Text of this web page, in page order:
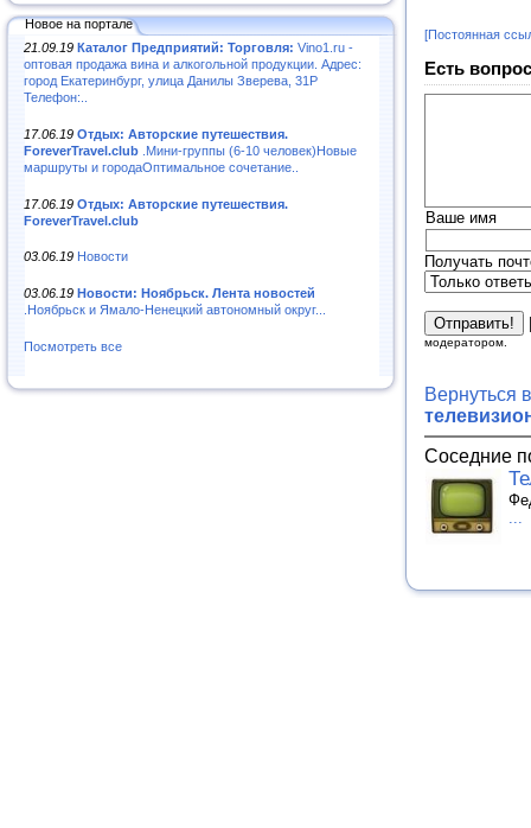
Новое на портале
21.09.19 Каталог Предприятий: Торговля: Vino1.ru -
оптовая продажа вина и алкогольной продукции. Адрес:
город Екатеринбург, улица Данилы Зверева, 31Р
Телефон:..
17.06.19 Отдых: Авторские путешествия.
ForeverTravel.club .Мини-группы (6-10 человек)Новые
маршруты и городаОптимальное сочетание..
17.06.19 Отдых: Авторские путешествия.
ForeverTravel.club
03.06.19 Новости
03.06.19 Новости: Ноябрьск. Лента новостей
.Ноябрьск и Ямало-Ненецкий автономный округ...
Посмотреть все
[Постоянная
Есть
Ваше имя
Получать
модератором.
Вернуться
Соседние
...